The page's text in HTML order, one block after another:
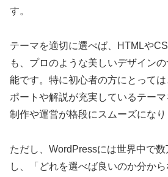
す。
テーマを適切に選べば、HTMLや
も、プロのような美しいデザイン
能です。特に初心者の方にとって
ポートや解説が充実しているテー
制作や運営が格段にスムーズになり
ただし、WordPressには世界中で
し、「どれを選べば良いのか分か